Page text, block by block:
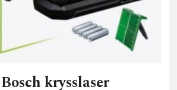
krysslaser